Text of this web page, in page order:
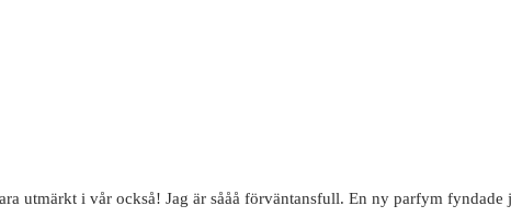
utmärkt i vår också! Jag är sååå förväntansfull. En ny parfym